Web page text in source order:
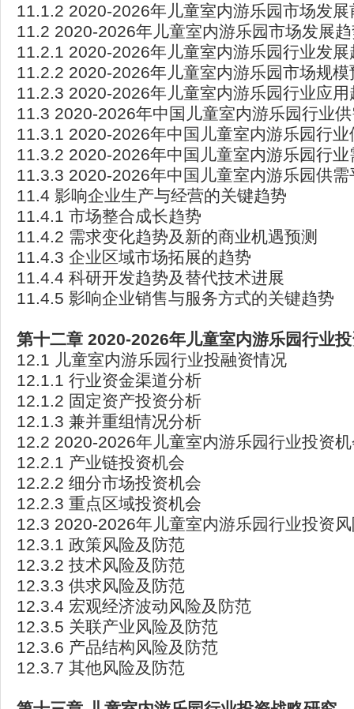
11.1.2 2020-2026年儿童室内游乐园市场发展
11.2 2020-2026年儿童室内游乐园市场发展
11.2.1 2020-2026年儿童室内游乐园行业发展
11.2.2 2020-2026年儿童室内游乐园市场规模
11.2.3 2020-2026年儿童室内游乐园行业应用
11.3 2020-2026年中国儿童室内游乐园行业
11.3.1 2020-2026年中国儿童室内游乐园行业
11.3.2 2020-2026年中国儿童室内游乐园行业
11.3.3 2020-2026年中国儿童室内游乐园供需
11.4 影响企业生产与经营的关键趋势
11.4.1 市场整合成长趋势
11.4.2 需求变化趋势及新的商业机遇预测
11.4.3 企业区域市场拓展的趋势
11.4.4 科研开发趋势及替代技术进展
11.4.5 影响企业销售与服务方式的关键趋势
第十二章 2020-2026年儿童室内游乐园行业
12.1 儿童室内游乐园行业投融资情况
12.1.1 行业资金渠道分析
12.1.2 固定资产投资分析
12.1.3 兼并重组情况分析
12.2 2020-2026年儿童室内游乐园行业投资
12.2.1 产业链投资机会
12.2.2 细分市场投资机会
12.2.3 重点区域投资机会
12.3 2020-2026年儿童室内游乐园行业投资
12.3.1 政策风险及防范
12.3.2 技术风险及防范
12.3.3 供求风险及防范
12.3.4 宏观经济波动风险及防范
12.3.5 关联产业风险及防范
12.3.6 产品结构风险及防范
12.3.7 其他风险及防范